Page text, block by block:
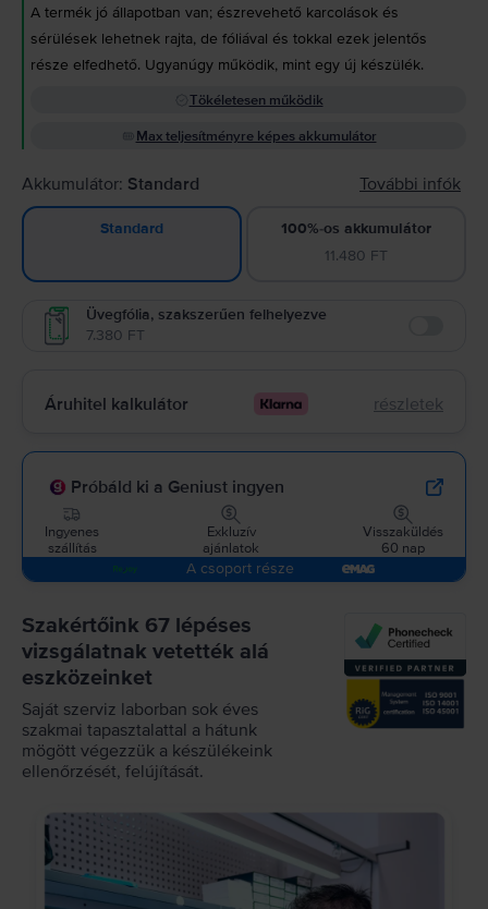
A termék jó állapotban van; észrevehető karcolások és
sérülések lehetnek rajta, de fóliával és tokkal ezek jelentős
része elfedhető. Ugyanúgy működik, mint egy új készülék.
Tökéletesen működik
Max teljesítményre képes akkumulátor
Akkumulátor: Standard További infók
Standard
100%-os akkumulátor
11.480 FT
Üvegfólia, szakszerűen felhelyezve
7.380 FT
Áruhitel kalkulátor részletek
Próbáld ki a Geniust ingyen
Ingyenes
szállítás
Exkluzív
ajánlatok
Visszaküldés
60 nap
A csoport része
Szakértőink 67 lépéses
vizsgálatnak vetették alá
eszközeinket
Saját szerviz laborban sok éves
szakmai tapasztalattal a hátunk
mögött végezzük a készülékeink
ellenőrzését, felújítását.